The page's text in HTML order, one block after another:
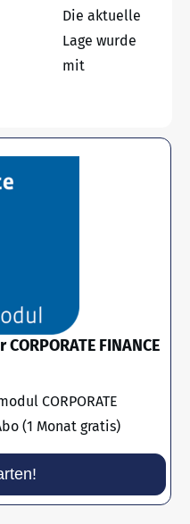
Die aktuelle
Lage wurde
mit
FINANCE
CORPORATE
(1 Monat gratis)